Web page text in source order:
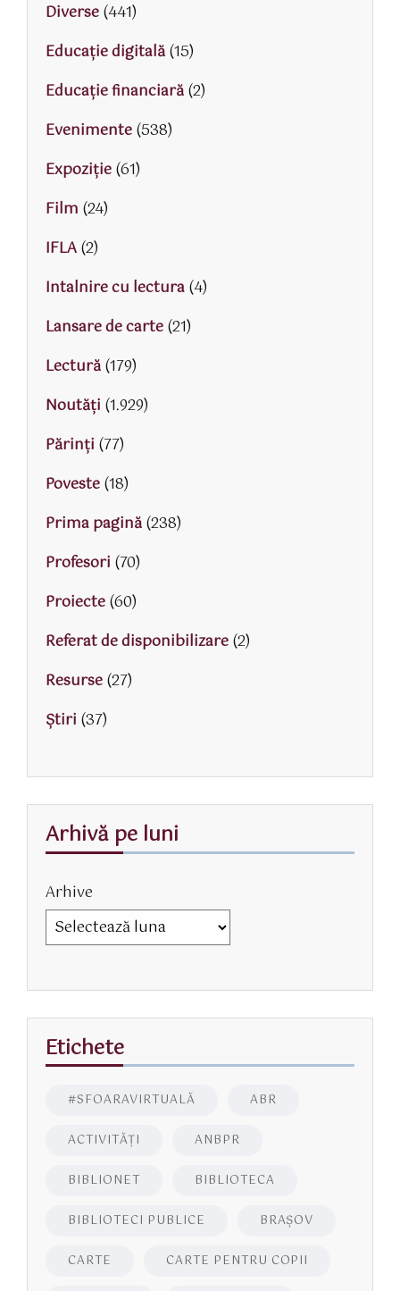
Diverse(441)
Educaţie digitală(15)
Educaţie financiară(2)
Evenimente(538)
Expoziție(61)
Film (24)
IFLA(2)
Intalnire cu lectura(4)
Lansare de carte(21)
Lectură(179)
Noutăți (1.929)
Părinţi (77)
Poveste(18)
Prima pagină(238)
Profesori (70)
Proiecte(60)
Referat de disponibilizare(2)
Resurse(27)
Știri (37)
Arhivă pe luni
Arhive
Etichete
#SFOARAVIRTUALĂ ABR
ACTIVITĂŢI ANBPR
BIBLIONET BIBLIOTECA
BIBLIOTECI PUBLICE BRAŞOV
CARTE CARTE PENTRU COPII